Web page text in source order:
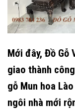
Mới đây, Đồ Gỗ
giao thành
gỗ Mun hoa
ngôi nhà mới